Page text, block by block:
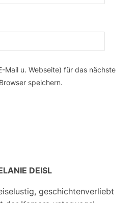
Mail u. Webseite) für das nächste
speichern.
DEISL
geschichtenverliebt